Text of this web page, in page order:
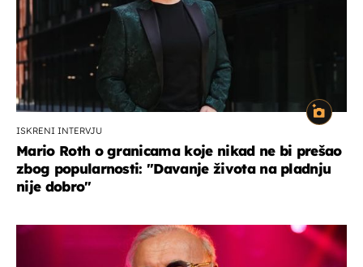
ISKRENI INTERVJU
Mario Roth o granicama koje nikad ne bi prešao
zbog popularnosti: "Davanje života na pladnju
nije dobro"